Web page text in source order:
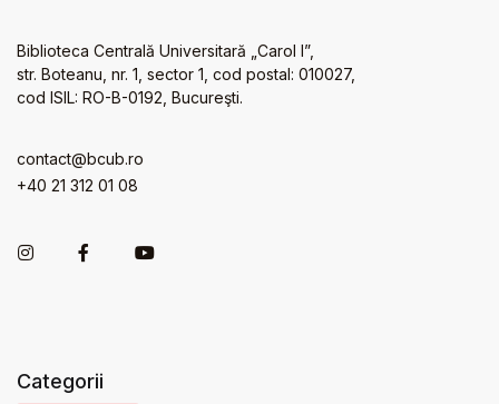
Biblioteca Centrală Universitară „Carol I”,
str. Boteanu, nr. 1, sector 1, cod postal: 010027,
cod ISIL: RO-B-0192, Bucureşti.
contact@bcub.ro
+40 21 312 01 08
Categorii